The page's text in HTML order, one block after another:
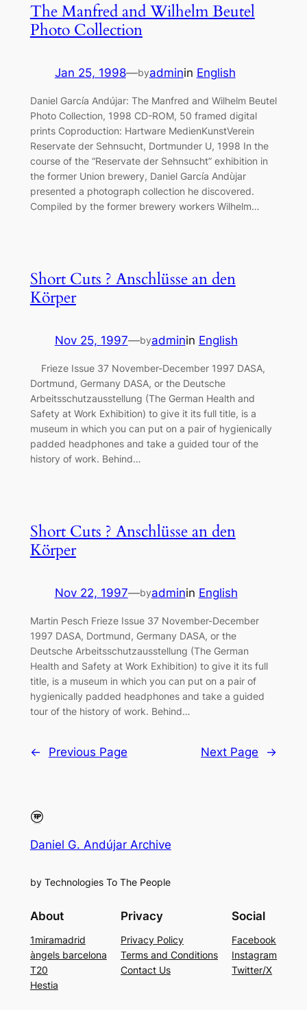
The Manfred and Wilhelm Beutel
Photo Collection
Jan 25, 1998—byadminin English
Daniel García Andújar: The Manfred and Wilhelm Beutel
Photo Collection, 1998 CD-ROM, 50 framed digital
prints Coproduction: Hartware MedienKunstVerein
Reservate der Sehnsucht, Dortmunder U, 1998 In the
course of the “Reservate der Sehnsucht” exhibition in
the former Union brewery, Daniel García Andùjar
presented a photograph collection he discovered.
Compiled by the former brewery workers Wilhelm…
Short Cuts ? Anschlüsse an den
Körper
Nov 25, 1997—byadminin English
Frieze Issue 37 November-December 1997 DASA,
Dortmund, Germany DASA, or the Deutsche
Arbeitsschutzausstellung (The German Health and
Safety at Work Exhibition) to give it its full title, is a
museum in which you can put on a pair of hygienically
padded headphones and take a guided tour of the
history of work. Behind…
Short Cuts ? Anschlüsse an den
Körper
Nov 22, 1997—byadminin English
Martin Pesch Frieze Issue 37 November-December
1997 DASA, Dortmund, Germany DASA, or the
Deutsche Arbeitsschutzausstellung (The German
Health and Safety at Work Exhibition) to give it its full
title, is a museum in which you can put on a pair of
hygienically padded headphones and take a guided
tour of the history of work. Behind…
← Previous Page Next Page →
Daniel G. Andújar Archive
by Technologies To The People
About
1miramadrid
àngels barcelona
T20
Hestia
Privacy
Privacy Policy
Terms and Conditions
Contact Us
Social
Facebook
Instagram
Twitter/X